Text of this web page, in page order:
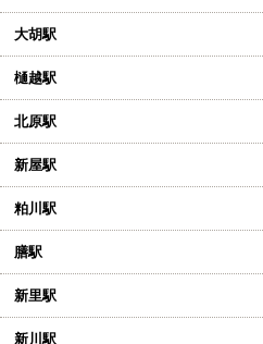
大胡駅
樋越駅
北原駅
新屋駅
粕川駅
膳駅
新里駅
新川駅